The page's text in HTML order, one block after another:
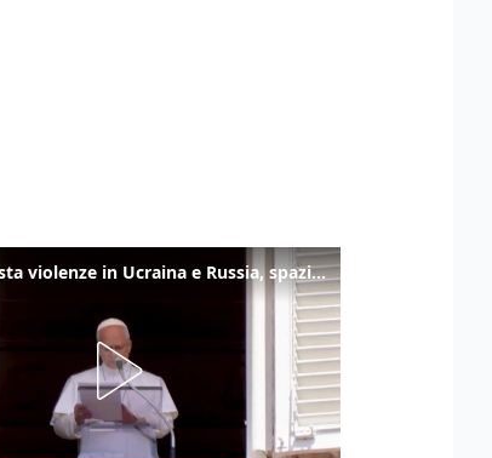
Il Papa: "Basta violenze in Ucraina e Russia, spazio a diplomazia"